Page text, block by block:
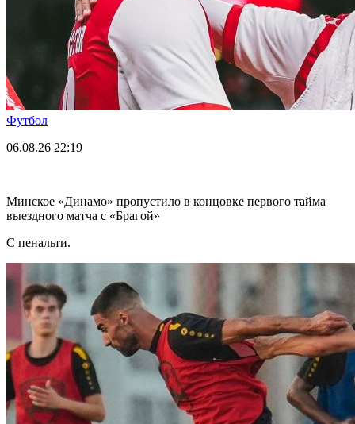
Футбол
06.08.26 22:19
Минское «Динамо» пропустило в концовке первого тайма
выездного матча с «Брагой»
С пенальти.